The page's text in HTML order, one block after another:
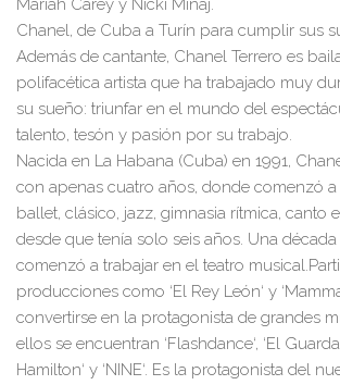
Mariah Carey y Nicki Minaj.
Chanel, de Cuba a Turín para cumplir sus
Además de cantante, Chanel Terrero es
polifacética artista que ha trabajado muy
su sueño: triunfar en el mundo del
talento, tesón y pasión por su trabajo.
Nacida en La Habana (Cuba) en 1991,
con apenas cuatro años, donde comenzó a
ballet, clásico, jazz, gimnasia rítmica, canto
desde que tenía solo seis años. Una
comenzó a trabajar en el teatro musical.
producciones como ‘El Rey León‘ y ‘
convertirse en la protagonista de grandes
ellos se encuentran ‘Flashdance‘, ‘El
Hamilton‘ y ‘NINE‘. Es la protagonista del